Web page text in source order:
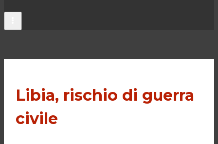
Libia, rischio di guerra
civile